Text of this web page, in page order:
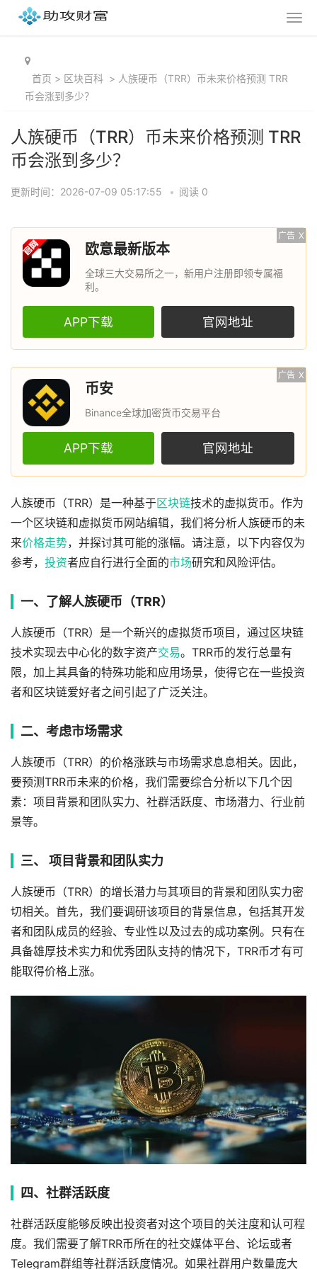
首页 > 区块百科 > 人族硬币（TRR）币未来价格预测 TRR
币会涨到多少？
人族硬币（TRR）币未来价格预测 TRR
币会涨到多少？
更新时间：2026-07-09 05:17:55 • 阅读 0
广告 X
欧意最新版本
全球三大交易所之一，新用户注册即领专属福
利。
APP下载 官网地址
广告 X
币安
Binance全球加密货币交易平台
APP下载 官网地址
人族硬币（TRR）是一种基于区块链技术的虚拟货币。作为
一个区块链和虚拟货币网站编辑，我们将分析人族硬币的未
来价格走势，并探讨其可能的涨幅。请注意，以下内容仅为
参考， 投资者应自行进行全面的市场研究和风险评估。
一、了解人族硬币（TRR）
人族硬币（TRR）是一个新兴的虚拟货币项目，通过区块链
技术实现去中心化的数字资产交易。TRR币的发行总量有
限，加上其具备的特殊功能和应用场景，使得它在一些投资
者和区块链爱好者之间引起了广泛关注。
二、考虑市场需求
人族硬币（TRR）的价格涨跌与市场需求息息相关。因此，
要预测TRR币未来的价格，我们需要综合分析以下几个因
素：项目背景和团队实力、社群活跃度、市场潜力、行业前
景等。
三、 项目背景和团队实力
人族硬币（TRR）的增长潜力与其项目的背景和团队实力密
切相关。首先，我们要调研该项目的背景信息，包括其开发
者和团队成员的经验、专业性以及过去的成功案例。只有在
具备雄厚技术实力和优秀团队支持的情况下，TRR币才有可
能取得价格上涨。
四、社群活跃度
社群活跃度能够反映出投资者对这个项目的关注度和认可程
度。我们需要了解TRR币所在的社交媒体平台、论坛或者
Telegram群组等社群活跃度情况。如果社群用户数量庞大